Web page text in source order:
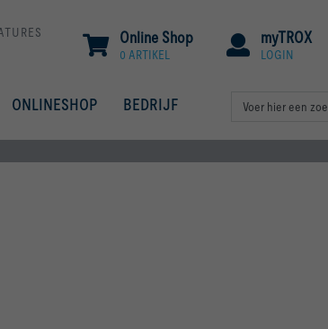
myTROX
LOGIN
Online Shop
0 ARTIKEL
ONLINESHOP BEDRIJF